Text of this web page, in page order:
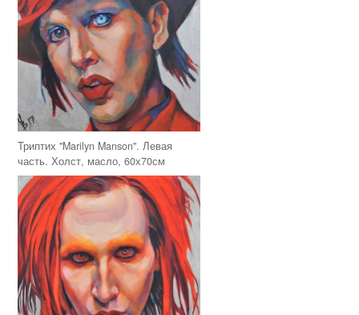
Триптих "Marilyn Manson". Левая
часть. Холст, масло, 60х70см